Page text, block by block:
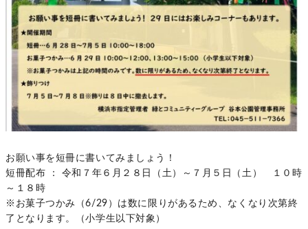
お願い事を短冊に書いてみましょう！
短冊配布 ： 令和７年６月２８日（土）～７月５日（土） １０時
～１８時
※お菓子つかみ（6/29）は数に限りがあるため、なくなり次第終
了となります。（小学生以下対象）